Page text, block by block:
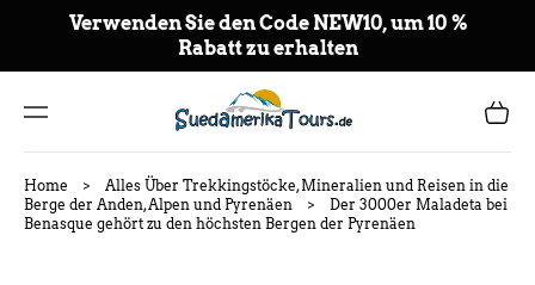
NT
DO
Verwenden Sie den Code NEW10, um 10 %
Rabatt zu erhalten
Carrito
Home >
Alles Über Trekkingstöcke, Mineralien und Reisen in die
Berge der Anden, Alpen und Pyrenäen
>
Der 3000er Maladeta bei
Benasque gehört zu den höchsten Bergen der Pyrenäen